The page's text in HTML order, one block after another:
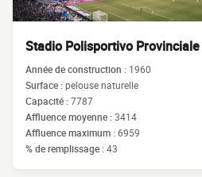
Stadio Polisportivo
Année de construction : 1960
Surface :pelouse naturelle
Capacité :7787
Affluence moyenne :3414
Affluence maximum :6959
% de remplissage :43